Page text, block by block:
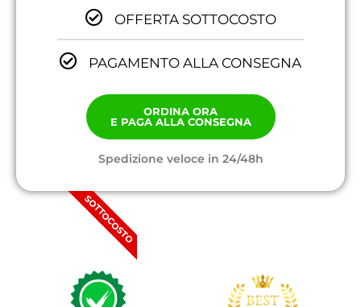
OFFERTA SOTTOCOSTO
PAGAMENTO ALLA CONSEGNA
ORDINA ORA
E PAGA ALLA CONSEGNA
Spedizione veloce in 24/48h
SOTTOCOSTO